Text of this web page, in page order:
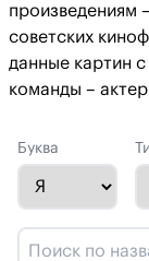
произведениям
советских
данные картин
команды –
Буква